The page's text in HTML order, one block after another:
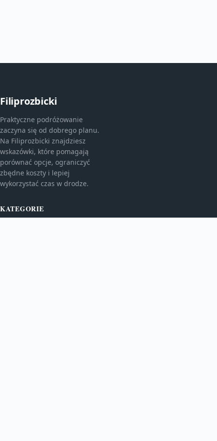
Filiprozbicki
Praktyczne podróżowanie
zaczyna się od dobrego planu.
Na Filiprozbicki znajdziesz
wskazówki, które pomagają
porównać opcje, ograniczyć
zbędne koszty i lepiej
wykorzystać czas w drodze.
KATEGORIE